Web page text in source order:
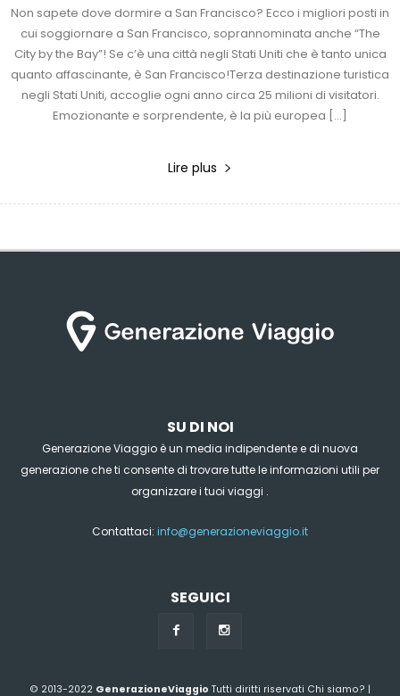
Non sapete dove dormire a San Francisco? Ecco i migliori posti in
cui soggiornare a San Francisco, soprannominata anche “The
City by the Bay”! Se c’è una città negli Stati Uniti che è tanto unica
quanto affascinante, è San Francisco!Terza destinazione turistica
negli Stati Uniti, accoglie ogni anno circa 25 milioni di visitatori.
Emozionante e sorprendente, è la più europea […]
Lire plus
SU DI NOI
Generazione Viaggio è un media indipendente e di nuova
generazione che ti consente di trovare tutte le informazioni utili per
organizzare i tuoi viaggi .
Contattaci: info@generazioneviaggio.it
SEGUICI
© 2013-2022 GenerazioneViaggio Tutti diritti riservati Chi siamo? |